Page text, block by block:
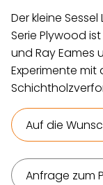
Der kleine
Serie Plywood
und Ray Eames
Experimente mit
Auf die
Anfrage zum